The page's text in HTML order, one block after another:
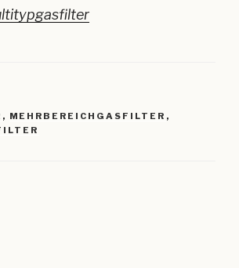
, MEHRBEREICHGASFILTER ,